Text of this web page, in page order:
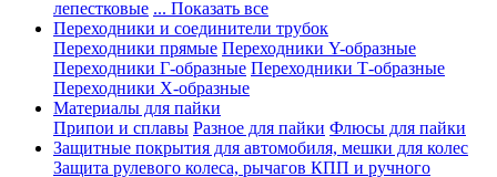
лепестковые ... Показать все
Переходники и соединители трубок
Переходники прямые Переходники Y-образные
Переходники Г-образные Переходники Т-образные
Переходники Х-образные
Материалы для пайки
Припои и сплавы Разное для пайки Флюсы для пайки
Защитные покрытия для автомобиля, мешки для колес
Защита рулевого колеса, рычагов КПП и ручного